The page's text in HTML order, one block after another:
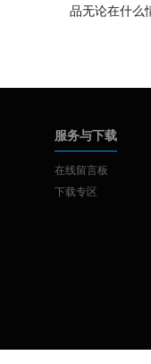
品无论在什么
服务与下载
在线留言板
下载专区